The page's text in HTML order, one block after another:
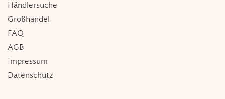
Händlersuche
Großhandel
FAQ
AGB
Impressum
Datenschutz